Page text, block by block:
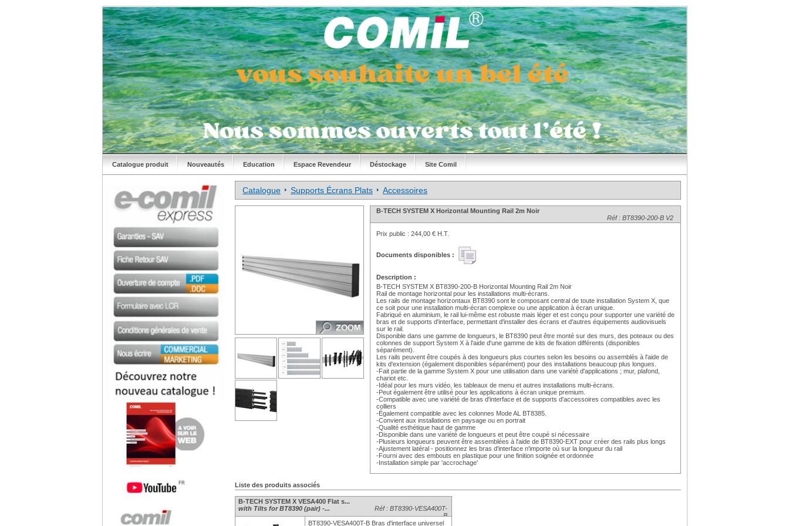
Catalogue produit Nouveautés Education Espace Revendeur Déstockage Site Comil
Catalogue Supports Écrans Plats Accessoires
B-TECH SYSTEM X Horizontal Mounting Rail 2m Noir
Réf : BT8390-200-B V2
Prix public : 244,00 € H.T.
Documents disponibles :
Description :
B-TECH SYSTEM X BT8390-200-B Horizontal Mounting Rail 2m Noir
Rail de montage horizontal pour les installations multi-écrans.
Les rails de montage horizontaux BT8390 sont le composant central de toute installation System X, que
ce soit pour une installation multi-écran complexe ou une application à écran unique.
Fabriqué en aluminium, le rail lui-même est robuste mais léger et est conçu pour supporter une variété de
bras et de supports d'interface, permettant d'installer des écrans et d'autres équipements audiovisuels
sur le rail.
Disponible dans une gamme de longueurs, le BT8390 peut être monté sur des murs, des poteaux ou des
colonnes de support System X à l'aide d'une gamme de kits de fixation différents (disponibles
séparément).
Les rails peuvent être coupés à des longueurs plus courtes selon les besoins ou assemblés à l'aide de
kits d'extension (également disponibles séparément) pour des installations beaucoup plus longues.
-Fait partie de la gamme System X pour une utilisation dans une variété d'applications ; mur, plafond,
chariot etc.
-Idéal pour les murs vidéo, les tableaux de menu et autres installations multi-écrans.
-Peut également être utilisé pour les applications à écran unique premium.
-Compatible avec une variété de bras d'interface et de supports d'accessoires compatibles avec les
colliers
-Également compatible avec les colonnes Mode AL BT8385.
-Convient aux installations en paysage ou en portrait
-Qualité esthétique haut de gamme
-Disponible dans une variété de longueurs et peut être coupé si nécessaire
-Plusieurs longueurs peuvent être assemblées à l'aide de BT8390-EXT pour créer des rails plus longs
-Ajustement latéral - positionnez les bras d'interface n'importe où sur la longueur du rail
-Fourni avec des embouts en plastique pour une finition soignée et ordonnée
-Installation simple par 'accrochage'
Liste des produits associés
B-TECH SYSTEM X VESA400 Flat s...
with Tilts for BT8390 (pair) -...
Réf : BT8390-VESA400T-
B
BT8390-VESA400T-B Bras d'interface universel